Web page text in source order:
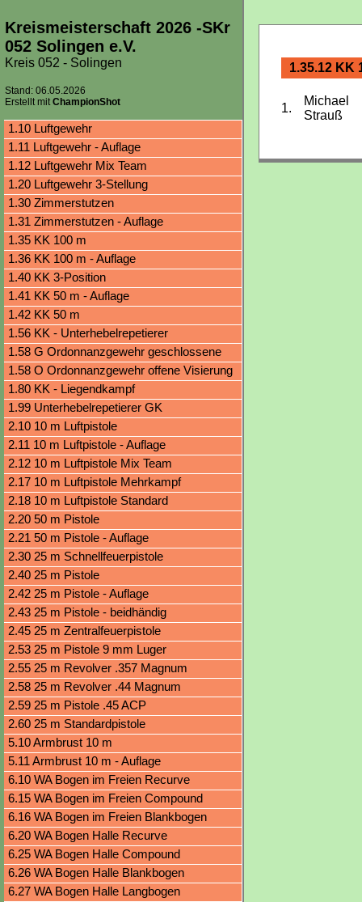
Kreismeisterschaft 2026 -SKr
052 Solingen e.V.
Kreis 052 - Solingen
Stand: 06.05.2026
Erstellt mitChampionShot
1.10 Luftgewehr
1.11 Luftgewehr - Auflage
1.12 Luftgewehr Mix Team
1.20 Luftgewehr 3-Stellung
1.30 Zimmerstutzen
1.31 Zimmerstutzen - Auflage
1.35 KK 100 m
1.36 KK 100 m - Auflage
1.40 KK 3-Position
1.41 KK 50 m - Auflage
1.42 KK 50 m
1.56 KK - Unterhebelrepetierer
1.58 G Ordonnanzgewehr geschlossene
Visierung
1.58 O Ordonnanzgewehr offene Visierung
1.80 KK - Liegendkampf
1.99 Unterhebelrepetierer GK
2.10 10 m Luftpistole
2.11 10 m Luftpistole - Auflage
2.12 10 m Luftpistole Mix Team
2.17 10 m Luftpistole Mehrkampf
2.18 10 m Luftpistole Standard
2.20 50 m Pistole
2.21 50 m Pistole - Auflage
2.30 25 m Schnellfeuerpistole
2.40 25 m Pistole
2.42 25 m Pistole - Auflage
2.43 25 m Pistole - beidhändig
2.45 25 m Zentralfeuerpistole
2.53 25 m Pistole 9 mm Luger
2.55 25 m Revolver .357 Magnum
2.58 25 m Revolver .44 Magnum
2.59 25 m Pistole .45 ACP
2.60 25 m Standardpistole
5.10 Armbrust 10 m
5.11 Armbrust 10 m - Auflage
6.10 WA Bogen im Freien Recurve
6.15 WA Bogen im Freien Compound
6.16 WA Bogen im Freien Blankbogen
6.20 WA Bogen Halle Recurve
6.25 WA Bogen Halle Compound
6.26 WA Bogen Halle Blankbogen
6.27 WA Bogen Halle Langbogen
1.35.12 KK
1.
Michael
Strauß